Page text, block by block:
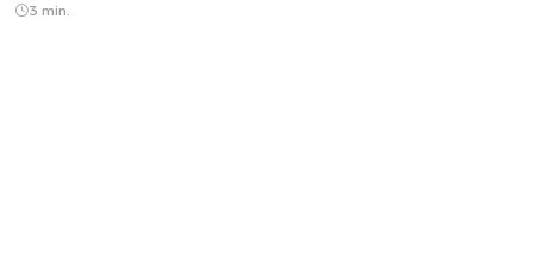
3 min.